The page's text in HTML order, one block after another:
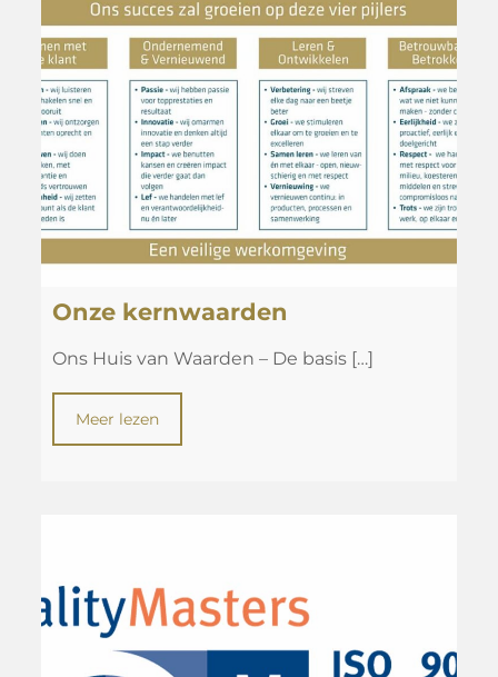
Onze kernwaarden
Ons Huis van Waarden – De basis[…]
Meer lezen